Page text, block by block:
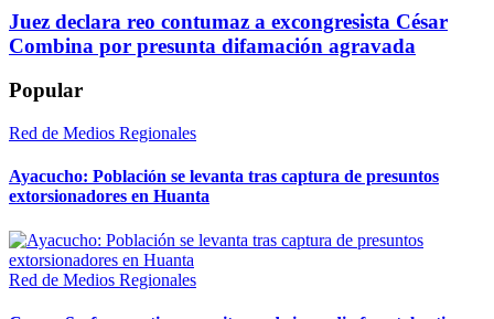
Juez declara reo contumaz a excongresista César
Combina por presunta difamación agravada
Popular
Red de Medios Regionales
Ayacucho: Población se levanta tras captura de presuntos
extorsionadores en Huanta
Red de Medios Regionales